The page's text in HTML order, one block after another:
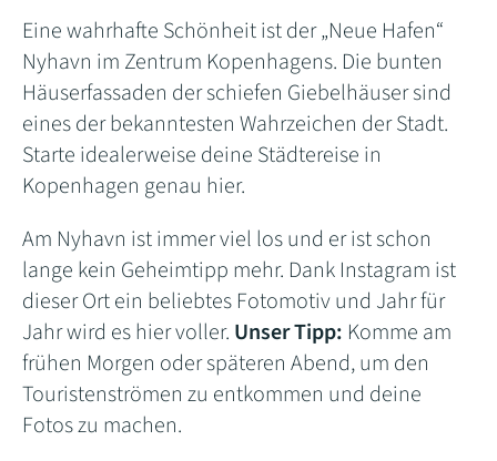
Eine wahrhafte Schönheit ist der „Neue Hafen“
Nyhavn im Zentrum Kopenhagens. Die bunten
Häuserfassaden der schiefen Giebelhäuser sind
eines der bekanntesten Wahrzeichen der Stadt.
Starte idealerweise deine Städtereise in
Kopenhagen genau hier.
Am Nyhavn ist immer viel los und er ist schon
lange kein Geheimtipp mehr. Dank Instagram ist
dieser Ort ein beliebtes Fotomotiv und Jahr für
Jahr wird es hier voller. Unser Tipp: Komme am
frühen Morgen oder späteren Abend, um den
Touristenströmen zu entkommen und deine
Fotos zu machen.